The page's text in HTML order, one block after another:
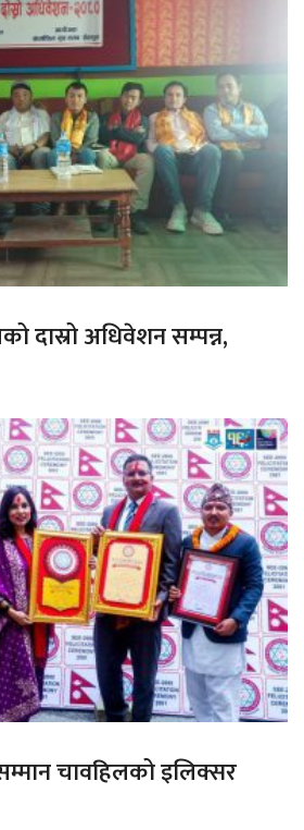
दास्रो अधिवेशन सम्पन्न,
सम्मान चावहिलको इलिक्सर